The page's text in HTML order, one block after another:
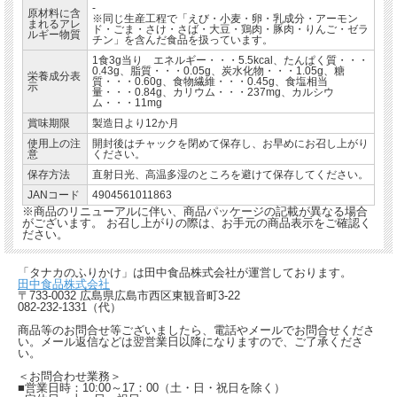
原材料に含
まれるアレ
ルギー物質
-
※同じ生産工程で「えび・小麦・卵・乳成分・アーモン
ド・ごま・さけ・さば・大豆・鶏肉・豚肉・りんご・ゼラ
チン」を含んだ食品を扱っています。
栄養成分表
示
1食3g当り エネルギー・・・5.5kcal、たんぱく質・・・
0.43g、脂質・・・0.05g、炭水化物・・・1.05g、糖
質・・・0.60g、食物繊維・・・0.45g、食塩相当
量・・・0.84g、カリウム・・・237mg、カルシウ
ム・・・11mg
賞味期限
製造日より12か月
使用上の注
意
開封後はチャックを閉めて保存し、お早めにお召し上がり
ください。
保存方法
直射日光、高温多湿のところを避けて保存してください。
JANコード
4904561011863
※商品のリニューアルに伴い、商品パッケージの記載が異なる場合
がございます。 お召し上がりの際は、お手元の商品表示をご確認く
ださい。
「タナカのふりかけ」は田中食品株式会社が運営しております。
田中食品株式会社
〒733-0032 広島県広島市西区東観音町3-22
082-232-1331（代）
商品等のお問合せ等ございましたら、電話やメールでお問合せくださ
い。メール返信などは翌営業日以降になりますので、ご了承くださ
い。
＜お問合わせ業務＞
■営業日時：10:00～17：00（土・日・祝日を除く）